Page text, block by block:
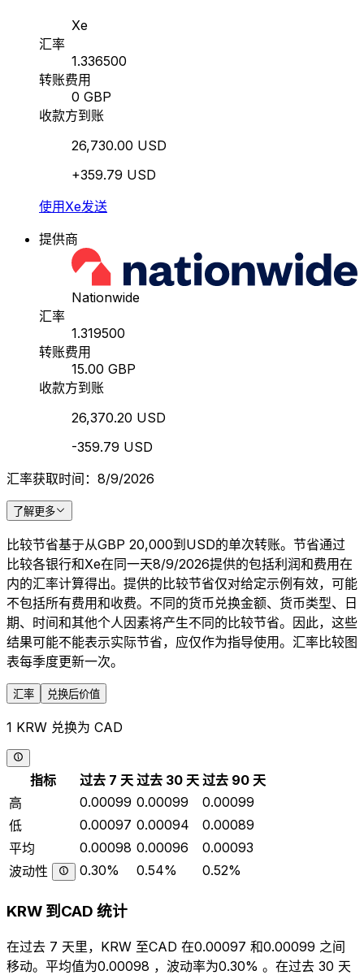
Xe
汇率
1.336500
转账费用
0 GBP
收款方到账
26,730.00 USD
+359.79 USD
使用Xe发送
提供商
Nationwide
汇率
1.319500
转账费用
15.00 GBP
收款方到账
26,370.20 USD
-359.79 USD
汇率获取时间：8/9/2026
了解更多
比较节省基于从GBP 20,000到USD的单次转账。节省通过
比较各银行和Xe在同一天8/9/2026提供的包括利润和费用在
内的汇率计算得出。提供的比较节省仅对给定示例有效，可能
不包括所有费用和收费。不同的货币兑换金额、货币类型、日
期、时间和其他个人因素将产生不同的比较节省。因此，这些
结果可能不能表示实际节省，应仅作为指导使用。汇率比较图
表每季度更新一次。
汇率 兑换后价值
1 KRW 兑换为 CAD
指标 过去 7 天 过去 30 天 过去 90 天
高
0.00099 0.00099
0.00099
低
0.00097 0.00094
0.00089
平均
0.00098 0.00096
0.00093
波动性
0.30% 0.54% 0.52%
KRW 到CAD 统计
在过去 7 天里，KRW 至CAD 在0.00097 和0.00099 之间
移动。平均值为0.00098 ，波动率为0.30% 。在过去 30 天